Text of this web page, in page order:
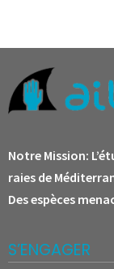
Notre Mission:
raies de
Des espèces
S’ENGAGER